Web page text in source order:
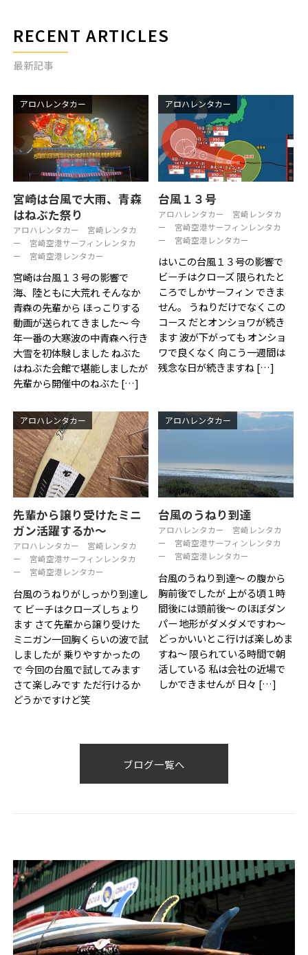
RECENT ARTICLES
最新記事
アロハレンタカー
宮崎は台風で大雨、青森
はねぶた祭り
アロハレンタカー
宮崎レンタカ
ー
宮崎空港サーフィンレンタカ
ー
宮崎空港レンタカー
宮崎は台風１３号の影響で
海、陸ともに大荒れ そんなか
青森の先輩から ほっこりする
動画が送られてきました〜 今
年一番の大寒波の中青森へ行き
大雪を初体験しました ねぶた
はねぶた会館で堪能しましたが
先輩から開催中のねぶた […]
アロハレンタカー
台風１３号
アロハレンタカー
宮崎レンタカ
ー
宮崎空港サーフィンレンタカ
ー
宮崎空港レンタカー
はいこの台風１３号の影響で
ビーチはクローズ 限られたと
ころでしかサーフィン できま
せん。 うねりだけでなくこの
コース だとオンショワが続き
ます 波が下がっても オンショ
ワで良くなく 向こう一週間は
残念な日が続きますね […]
アロハレンタカー
先輩から譲り受けたミニ
ガン活躍するか〜
アロハレンタカー
宮崎レンタカ
ー
宮崎空港サーフィンレンタカ
ー
宮崎空港レンタカー
台風のうねりがしっかり到達し
て ビーチはクローズしちょり
ます さて先輩から譲り受けた
ミニガン一回胸くらいの波で試
しましたが 乗りやすかったの
で 今回の台風で試してみます
さて楽しみです ただ行けるか
どうかですけど笑
アロハレンタカー
台風のうねり到達
アロハレンタカー
宮崎レンタカ
ー
宮崎空港サーフィンレンタカ
ー
宮崎空港レンタカー
台風のうねり到達〜 の腹から
胸前後でしたが 上がる頃１時
間後には頭前後〜 のほぼダン
パー 地形がダメダメですわ〜
どっかいいとこ行けば楽しめま
すね〜 限られている時間で朝
活している 私は会社の近場で
しかできませんが 日々 […]
ブログ一覧へ